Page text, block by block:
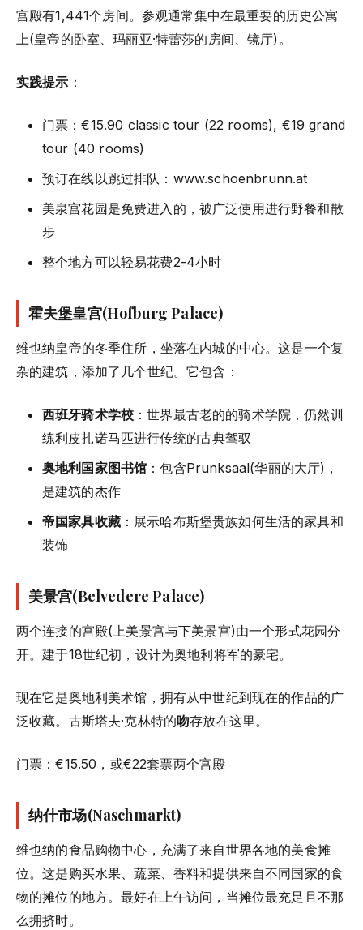
宫殿有1,441个房间。参观通常集中在最重要的历史公寓
上(皇帝的卧室、玛丽亚·特蕾莎的房间、镜厅)。
实践提示 ：
门票：€15.90 classic tour (22 rooms), €19 grand
tour (40 rooms)
预订在线以跳过排队：www.schoenbrunn.at
美泉宫花园是免费进入的，被广泛使用进行野餐和散
步
整个地方可以轻易花费2-4小时
霍夫堡皇宫(Hofburg Palace)
维也纳皇帝的冬季住所，坐落在内城的中心。这是一个复
杂的建筑，添加了几个世纪。它包含：
西班牙骑术学校 ：世界最古老的的骑术学院，仍然训
练利皮扎诺马匹进行传统的古典驾驭
奥地利国家图书馆 ：包含Prunksaal(华丽的大厅)，
是建筑的杰作
帝国家具收藏：展示哈布斯堡贵族如何生活的家具和
装饰
美景宫(Belvedere Palace)
两个连接的宫殿(上美景宫与下美景宫)由一个形式花园分
开。建于18世纪初，设计为奥地利将军的豪宅。
现在它是奥地利美术馆，拥有从中世纪到现在的作品的广
泛收藏。古斯塔夫·克林特的吻存放在这里。
门票：€15.50，或€22套票两个宫殿
纳什市场(Naschmarkt)
维也纳的食品购物中心，充满了来自世界各地的美食摊
位。这是购买水果、蔬菜、香料和提供来自不同国家的食
物的摊位的地方。最好在上午访问，当摊位最充足且不那
么拥挤时。